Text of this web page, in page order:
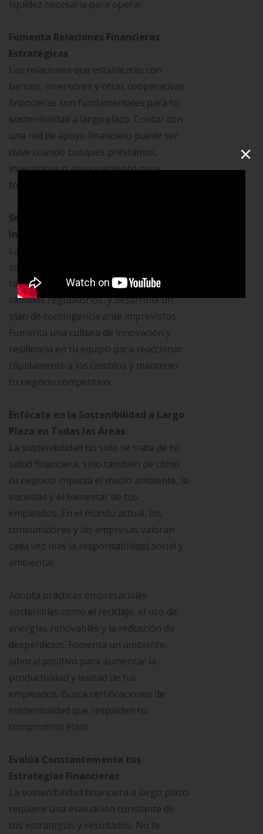
liquidez necesaria para operar.
Fomenta Relaciones Financieras
Estratégicas
Las relaciones que establezcas con
bancos, inversores y otras cooperativas
financieras son fundamentales para tu
sostenibilidad a largo plazo. Contar con
una red de apoyo financiero puede ser
clave cuando busques préstamos,
inversiones o asesoramiento para
tomar decisiones importantes.
Sé Adaptable y Prepárate para lo
Inesperado
La adaptabilidad es clave para la
sostenibilidad financiera. Mantente al
tanto de las tendencias del mercado y
cambios regulatorios, y desarrolla un
plan de contingencia ante imprevistos.
Fomenta una cultura de innovación y
resiliencia en tu equipo para reaccionar
rápidamente a los cambios y mantener
tu negocio competitivo.
Enfócate en la Sostenibilidad a Largo
Plazo en Todas las Áreas
La sostenibilidad no solo se trata de tu
salud financiera, sino también de cómo
tu negocio impacta el medio ambiente, la
sociedad y el bienestar de tus
empleados. En el mundo actual, los
consumidores y las empresas valoran
cada vez más la responsabilidad social y
ambiental.
Adopta prácticas empresariales
sostenibles como el reciclaje, el uso de
energías renovables y la reducción de
desperdicios. Fomenta un ambiente
laboral positivo para aumentar la
productividad y lealtad de tus
empleados. Busca certificaciones de
sostenibilidad que respalden tu
compromiso ético.
Evalúa Constantemente tus
Estrategias Financieras
La sostenibilidad financiera a largo plazo
requiere una evaluación constante de
tus estrategias y resultados. No te
×